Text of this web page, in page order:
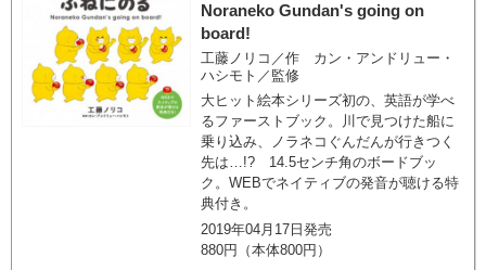
Noraneko Gundan's going on
board!
工藤ノリコ／作 カン・アンドリュー・
ハシモト／監修
大ヒット絵本シリーズ初の、英語が学べ
るファーストブック。川で見つけた船に
乗り込み、ノラネコぐんだんが行きつく
先は…!? 14.5センチ角のボードブッ
ク。WEBでネイティブの発音が聴ける特
典付き。
2019年04月17日発売
880円（本体800円）